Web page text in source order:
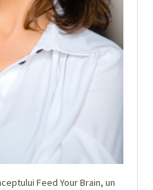
Feed Your Brain, un